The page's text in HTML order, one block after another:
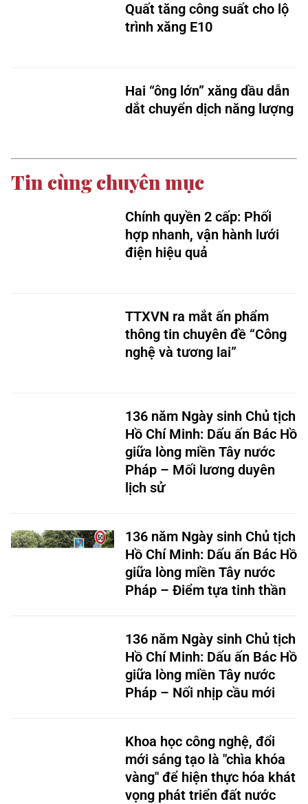
Quất tăng công suất cho lộ
trình xăng E10
Hai “ông lớn” xăng dầu dẫn
dắt chuyển dịch năng lượng
Tin cùng chuyên mục
Chính quyền 2 cấp: Phối
hợp nhanh, vận hành lưới
điện hiệu quả
TTXVN ra mắt ấn phẩm
thông tin chuyên đề “Công
nghệ và tương lai”
136 năm Ngày sinh Chủ tịch
Hồ Chí Minh: Dấu ấn Bác Hồ
giữa lòng miền Tây nước
Pháp – Mối lương duyên
lịch sử
136 năm Ngày sinh Chủ tịch
Hồ Chí Minh: Dấu ấn Bác Hồ
giữa lòng miền Tây nước
Pháp – Điểm tựa tinh thần
136 năm Ngày sinh Chủ tịch
Hồ Chí Minh: Dấu ấn Bác Hồ
giữa lòng miền Tây nước
Pháp – Nối nhịp cầu mới
Khoa học công nghệ, đổi
mới sáng tạo là "chìa khóa
vàng" để hiện thực hóa khát
vọng phát triển đất nước